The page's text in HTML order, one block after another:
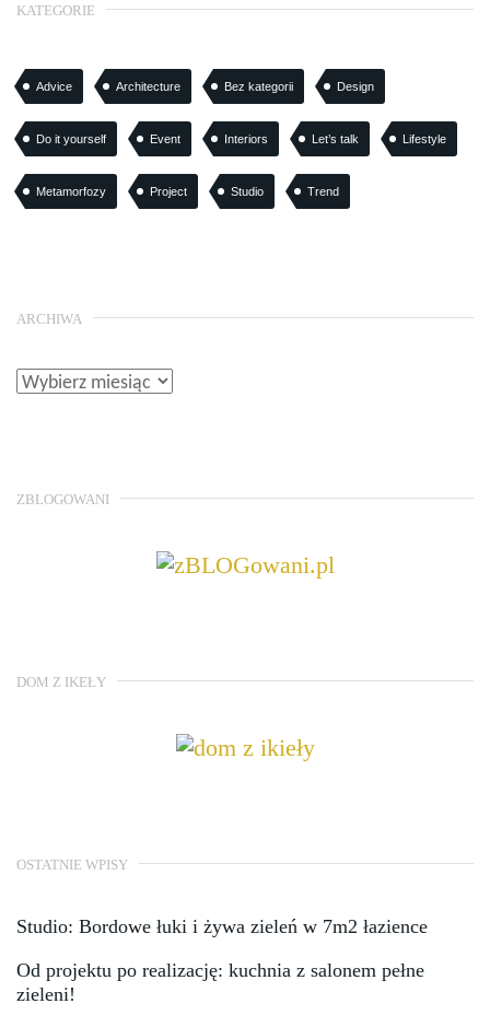
KATEGORIE
Advice Architecture Bez kategorii Design
Do it yourself Event Interiors Let’s talk Lifestyle
Metamorfozy Project Studio Trend
ARCHIWA
ZBLOGOWANI
DOM Z IKEŁY
OSTATNIE WPISY
Studio: Bordowe łuki i żywa zieleń w 7m2 łazience
Od projektu po realizację: kuchnia z salonem pełne
zieleni!